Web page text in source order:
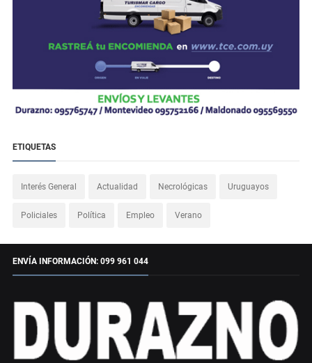
ETIQUETAS
Interés General Actualidad Necrológicas Uruguayos
Policiales Política Empleo Verano
ENVÍA INFORMACIÓN: 099 961 044